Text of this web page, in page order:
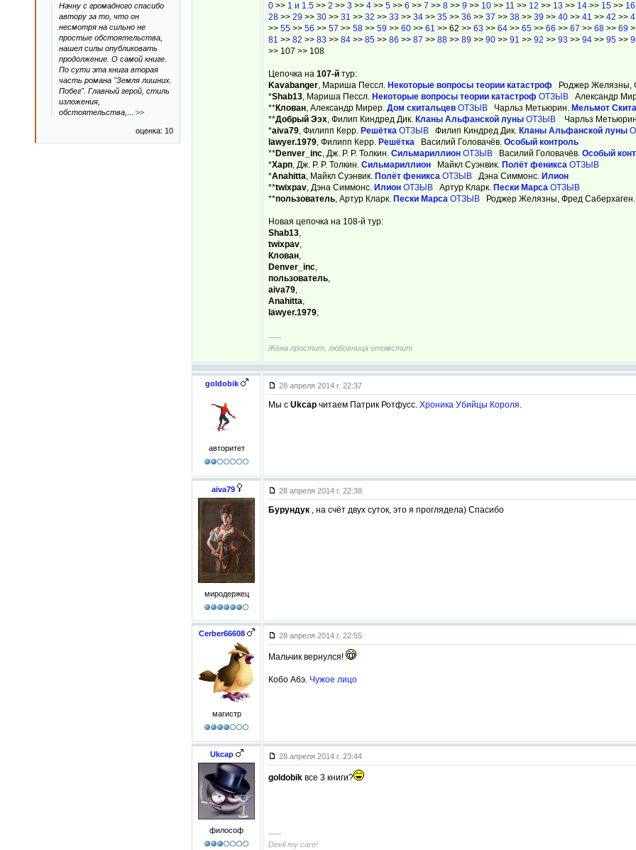
0 >> 1 и 1.5 >> 2 >> 3 >> 4 >> 5 >> 6 >> 7 >> 8 >> 9 >> 10 >> 11 >> 12 >> 13 >> 14 >> 15 >> 16
28 >> 29 >> 30 >> 31 >> 32 >> 33 >> 34 >> 35 >> 36 >> 37 >> 38 >> 39 >> 40 >> 41 >> 42 >>
>> 55 >> 56 >> 57 >> 58 >> 59 >> 60 >> 61 >> 62 >> 63 >> 64 >> 65 >> 66 >> 67 >> 68 >> 69
81 >> 82 >> 83 >> 84 >> 85 >> 86 >> 87 >> 88 >> 89 >> 90 >> 91 >> 92 >> 93 >> 94 >> 95 >>
>> 107 >> 108
Цепочка на 107-й тур:
Kavabanger, Мариша Пессл. Некоторые вопросы теории катастроф Роджер Желязны,
*Shab13, Мариша Пессл. Некоторые вопросы теории катастроф ОТЗЫВ Александр
**Клован, Александр Мирер. Дом скитальцев ОТЗЫВ Чарльз Метьюрин. Мельмот
**Добрый Ээх, Филип Киндред Дик. Кланы Альфанской луны ОТЗЫВ Чарльз
*aiva79, Филипп Керр. Решётка ОТЗЫВ Филип Киндред Дик. Кланы Альфанской луны
lawyer.1979, Филипп Керр. Решётка Василий Головачёв. Особый контроль
**Denver_inc, Дж. Р. Р. Толкин. Сильмариллион ОТЗЫВ Василий Головачёв. Особый
*Харп, Дж. Р. Р. Толкин. Сильмариллион Майкл Суэнвик. Полёт феникса ОТЗЫВ
*Anahitta, Майкл Суэнвик. Полёт феникса ОТЗЫВ Дэна Симмонс. Илион
**twixpav, Дэна Симмонс. Илион ОТЗЫВ Артур Кларк. Пески Марса ОТЗЫВ
**пользователь, Артур Кларк. Пески Марса ОТЗЫВ Роджер Желязны, Фред Саберхаген.
Новая цепочка на 108-й тур:
Shab13,
twixpav,
Клован,
Denver_inc,
пользователь,
aiva79,
Anahitta,
lawyer.1979,
–––
Жена простит, любовница отомстит
goldobik
авторитет
28 апреля 2014 г. 22:37
Мы с Ukcap читаем Патрик Ротфусс. Хроника Убийцы Короля.
aiva79
миродержец
28 апреля 2014 г. 22:38
Бурундук , на счёт двух суток, это я проглядела) Спасибо
Cerber66608
магистр
28 апреля 2014 г. 22:55
Мальчик вернулся!
Кобо Абэ. Чужое лицо
Ukcap
философ
28 апреля 2014 г. 23:44
goldobik все 3 книги?
–––
Devil my care!
Начну с громадного спасибо
автору за то, что он
несмотря на сильно не
простые обстоятельства,
нашел силы опубликовать
продолжение. О самой книге.
По сути эта книга вторая
часть романа "Земля лишних.
Побег". Главный герой, стиль
изложения,
обстоятельства,
>>
оценка: 10